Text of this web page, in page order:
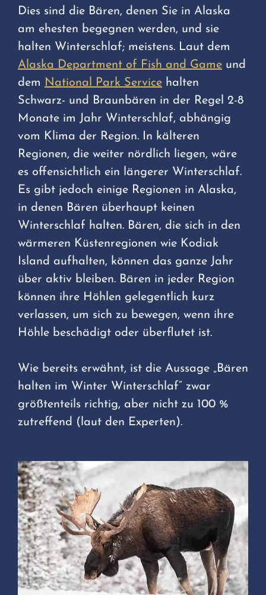
Dies sind die Bären, denen Sie in Alaska
am ehesten begegnen werden, und sie
halten Winterschlaf; meistens. Laut dem
Alaska Department of Fish and Game und
dem National Park Service halten
Schwarz- und Braunbären in der Regel 2-8
Monate im Jahr Winterschlaf, abhängig
vom Klima der Region. In kälteren
Regionen, die weiter nördlich liegen, wäre
es offensichtlich ein längerer Winterschlaf.
Es gibt jedoch einige Regionen in Alaska,
in denen Bären überhaupt keinen
Winterschlaf halten. Bären, die sich in den
wärmeren Küstenregionen wie Kodiak
Island aufhalten, können das ganze Jahr
über aktiv bleiben. Bären in jeder Region
können ihre Höhlen gelegentlich kurz
verlassen, um sich zu bewegen, wenn ihre
Höhle beschädigt oder überflutet ist.
Wie bereits erwähnt, ist die Aussage „Bären
halten im Winter Winterschlaf“ zwar
größtenteils richtig, aber nicht zu 100 %
zutreffend (laut den Experten).